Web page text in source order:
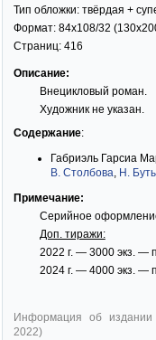
Тип обложки: твёрдая +
Формат: 84x108/32
Страниц: 416
Описание:
Внецикловый роман.
Художник не указан.
Содержание:
Габриэль Гарсиа
В. Столбова, Н.
Примечание:
Серийное
Доп. тиражи:
2022 г. — 3000 экз. —
2024 г. — 4000 экз. —
Информация об издании
2022)